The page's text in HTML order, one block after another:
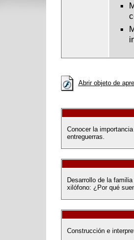
Abrir objeto de
Conocer la
entreguerras.
Desarrollo de la
xilófono: ¿Por qué
Construcción e